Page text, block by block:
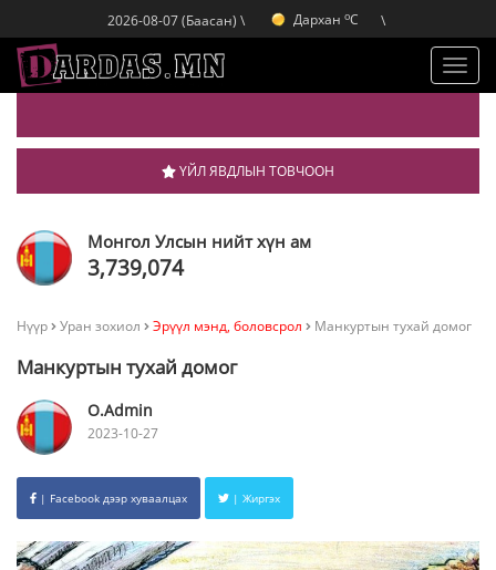
2026-08-07 (Баасан) \
Эрдэнэт oC
Улаанбаатар oC
\
ҮЙЛ ЯВДЛЫН ТОВЧООН
Монгол Улсын нийт хүн ам
3,739,074
Нүүр Уран зохиол Эрүүл мэнд, боловсрол Манкуртын тухай домог
Манкуртын тухай домог
O.Admin
2023-10-27
| Facebook дээр хуваалцах | Жиргэх